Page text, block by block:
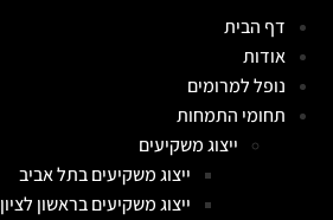
דף הבית
אודות
נופל למרומים
תחומי התמחות
ייצוג משקיעים
ייצוג משקיעים בתל אביב
ייצוג משקיעים בראשון לציון